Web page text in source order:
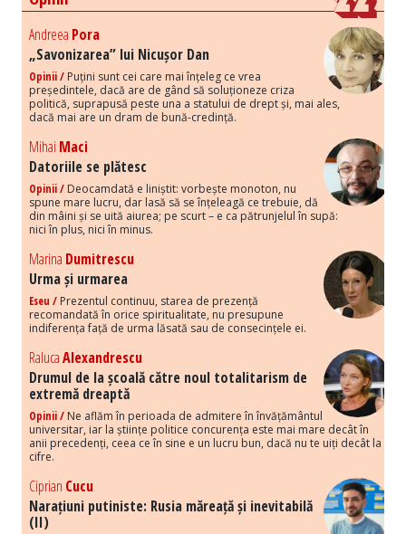
Andreea Pora
„Savonizarea” lui Nicușor Dan
Opinii / Puțini sunt cei care mai înțeleg ce vrea
președintele, dacă are de gând să soluționeze criza
politică, suprapusă peste una a statului de drept și, mai ales,
dacă mai are un dram de bună-credință.
Mihai Maci
Datoriile se plătesc
Opinii / Deocamdată e liniștit: vorbește monoton, nu
spune mare lucru, dar lasă să se înțeleagă ce trebuie, dă
din mâini și se uită aiurea; pe scurt – e ca pătrunjelul în supă:
nici în plus, nici în minus.
Marina Dumitrescu
Urma și urmarea
Eseu / Prezentul continuu, starea de prezență
recomandată în orice spiritualitate, nu presupune
indiferența față de urma lăsată sau de consecințele ei.
RalucaAlexandrescu
Drumul de la școală către noul totalitarism de
extremă dreaptă
Opinii / Ne aflăm în perioada de admitere în învățământul
universitar, iar la științe politice concurența este mai mare decât în
anii precedenți, ceea ce în sine e un lucru bun, dacă nu te uiți decât la
cifre.
Ciprian Cucu
Narațiuni putiniste: Rusia măreață și inevitabilă
(II)